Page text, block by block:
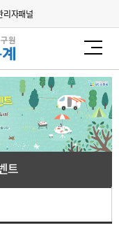
리자패널
트